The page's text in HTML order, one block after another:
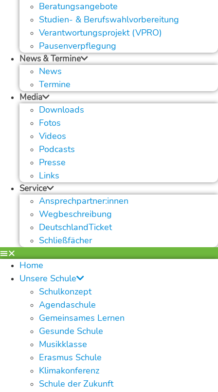
Beratungsangebote
Studien- & Berufswahlvorbereitung
Verantwortungsprojekt (VPRO)
Pausenverpflegung
News & Termine
News
Termine
Media
Downloads
Fotos
Videos
Podcasts
Presse
Links
Service
Ansprechpartner:innen
Wegbeschreibung
DeutschlandTicket
Schließfächer
Home
Unsere Schule
Schulkonzept
Agendaschule
Gemeinsames Lernen
Gesunde Schule
Musikklasse
Erasmus Schule
Klimakonferenz
Schule der Zukunft